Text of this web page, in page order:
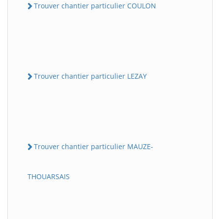
Trouver chantier particulier COULON
Trouver chantier particulier LEZAY
Trouver chantier particulier MAUZE-
THOUARSAIS